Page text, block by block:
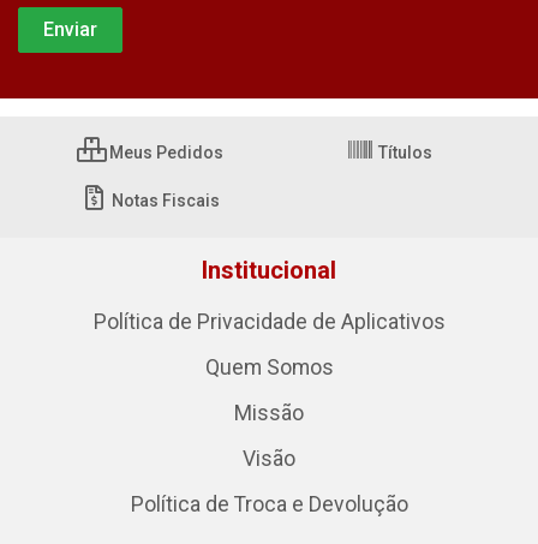
Meus Pedidos Títulos
Notas Fiscais
Institucional
Política de Privacidade de Aplicativos
Quem Somos
Missão
Visão
Política de Troca e Devolução